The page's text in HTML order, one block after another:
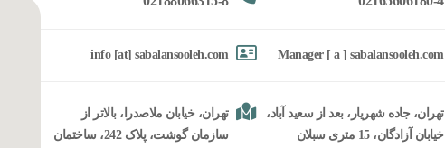
Manager [ a ] sabalansooleh.com
تهران، جاده شهریار، بعد از سعید آباد،
خیابان آزادگان، 15 متری سبلان
info [at] sabalansooleh.com
تهران، خیابان ملاصدرا، بالاتر از
سازمان گوشت، پلاک 242، ساختمان